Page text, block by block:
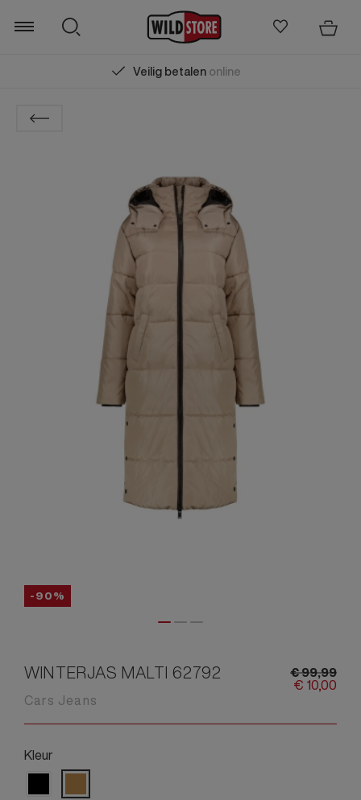
Veilig betalenonline
Zoeken
-90%
WINTERJAS MALTI 62792
Cars Jeans
€99,99
€ 10,00
Kleur